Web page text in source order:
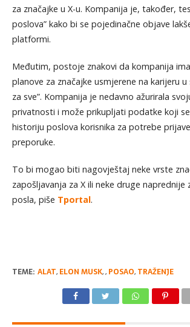
za značajke u X-u. Kompanija je, također,
poslova” kako bi se pojedinačne objave
platformi.
Međutim, postoje znakovi da kompanija
planove za značajke usmjerene na karijeru u
za sve”. Kompanija je nedavno ažurirala
privatnosti i može prikupljati podatke koji
historiju poslova korisnika za potrebe
preporuke.
To bi mogao biti nagovještaj neke vrste
zapošljavanja za X ili neke druge naprednije
posla, piše Tportal.
TEME: ALAT, ELON MUSK,, POSAO, TRAŽENJE